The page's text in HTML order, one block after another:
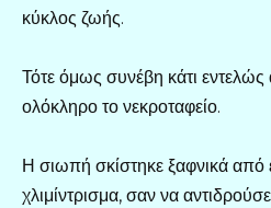
κύκλος ζωής.
Τότε όμως συνέβη κάτι
ολόκληρο το νεκροταφείο.
Η σιωπή σκίστηκε ξαφνικά από
χλιμίντρισμα, σαν να